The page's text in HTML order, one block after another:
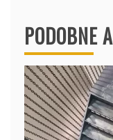
PODOBNE